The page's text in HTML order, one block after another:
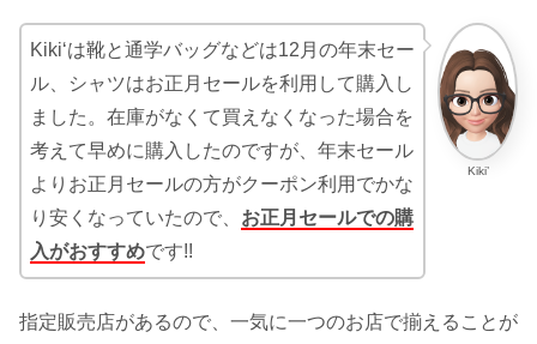
Kiki’
Kiki‘は靴と通学バッグなどは12月の年末セー
ル、シャツはお正月セールを利用して購入し
ました。在庫がなくて買えなくなった場合を
考えて早めに購入したのですが、年末セール
よりお正月セールの方がクーポン利用でかな
り安くなっていたので、 お正月セールでの購
入がおすすめです!!
指定販売店があるので、一気に一つのお店で揃えることが